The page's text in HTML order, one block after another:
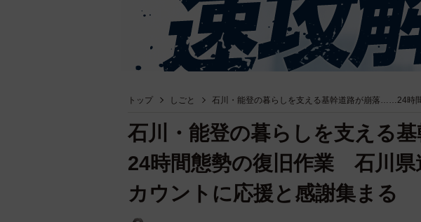
トップ しごと 石川・能登の暮らしを支える基幹道路が崩落……24時
石川・能登の暮らしを支える
24時間態勢の復旧作業 石川県
カウントに応援と感謝集まる